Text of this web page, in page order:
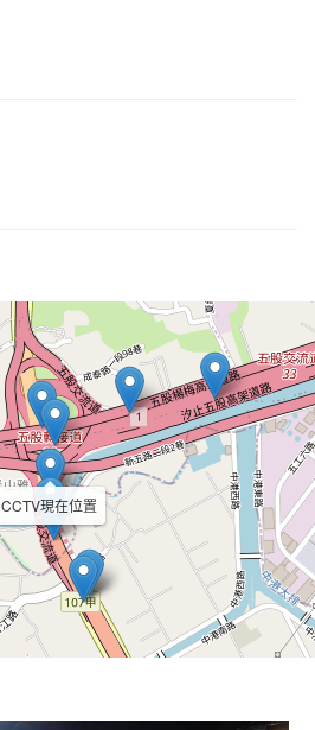
CCTV現在位置